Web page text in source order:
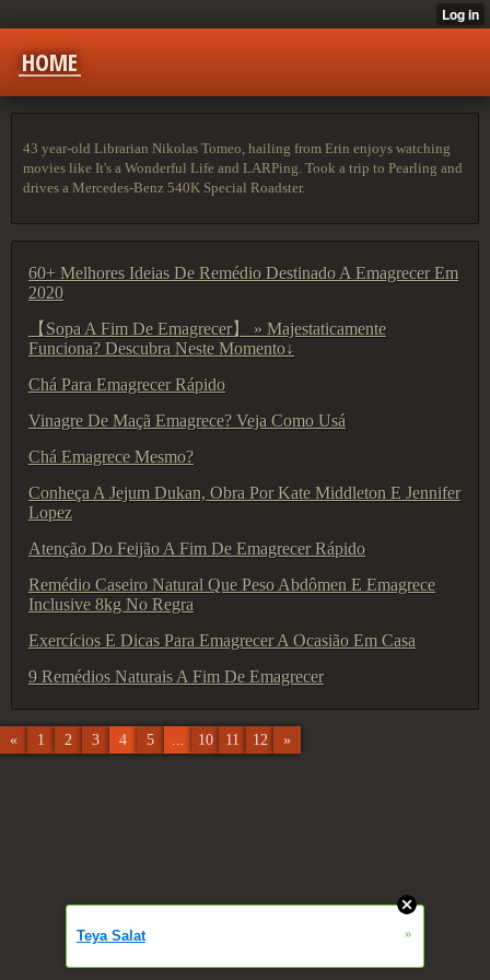
HOME
43 year-old Librarian Nikolas Tomeo, hailing from Erin enjoys watching
movies like It's a Wonderful Life and LARPing. Took a trip to Pearling and
drives a Mercedes-Benz 540K Special Roadster.
60+ Melhores Ideias De Remédio Destinado A Emagrecer Em
2020
【Sopa A Fim De Emagrecer】 » Majestaticamente
Funciona? Descubra Neste Momento↓
Chá Para Emagrecer Rápido
Vinagre De Maçã Emagrece? Veja Como Usá
Chá Emagrece Mesmo?
Conheça A Jejum Dukan, Obra Por Kate Middleton E Jennifer
Lopez
Atenção Do Feijão A Fim De Emagrecer Rápido
Remédio Caseiro Natural Que Peso Abdômen E Emagrece
Inclusive 8kg No Regra
Exercícios E Dicas Para Emagrecer A Ocasião Em Casa
9 Remédios Naturais A Fim De Emagrecer
« 1 2 3 4 5 ... 10 11 12 »
Teya Salat »